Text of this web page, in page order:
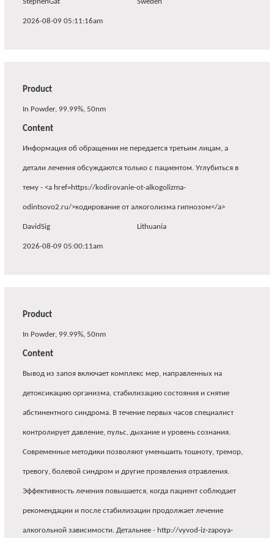
StephenGat Sweden
2026-08-09 05:11:16am
Product
In Powder, 99.99%, 50nm
Content
Информация об обращении не передается третьим лицам, а
детали лечения обсуждаются только с пациентом. Углубиться в
тему - <a href=https://kodirovanie-ot-alkogolizma-
odintsovo2.ru/>кодирование от алкоголизма гипнозом</a>
DavidSig Lithuania
2026-08-09 05:00:11am
Product
In Powder, 99.99%, 50nm
Content
Вывод из запоя включает комплекс мер, направленных на
детоксикацию организма, стабилизацию состояния и снятие
абстинентного синдрома. В течение первых часов специалист
контролирует давление, пульс, дыхание и уровень сознания.
Современные методики позволяют уменьшить тошноту, тремор,
тревогу, болевой синдром и другие проявления отравления.
Эффективность лечения повышается, когда пациент соблюдает
рекомендации и после стабилизации продолжает лечение
алкогольной зависимости. Детальнее - http://vyvod-iz-zapoya-